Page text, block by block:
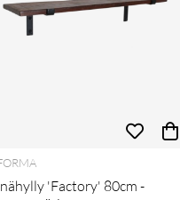
'Factory' 80cm -